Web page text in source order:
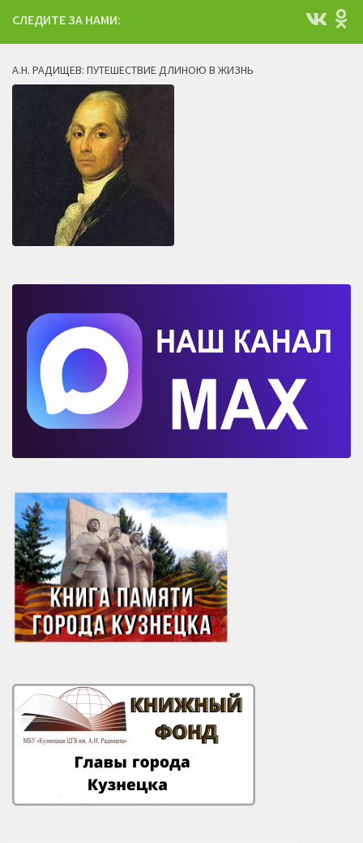
СЛЕДИТЕ ЗА НАМИ:
А.Н. РАДИЩЕВ: ПУТЕШЕСТВИЕ ДЛИНОЮ В ЖИЗНЬ